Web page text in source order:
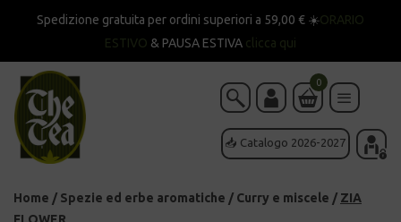
Spedizione gratuita per ordini superiori a 59,00 € ☀️ORARIO
ESTIVO & PAUSA ESTIVA clicca qui
📥 Catalogo 2026-2027
0
Home / Spezie ed erbe aromatiche / Curry e miscele / ZIA
FLOWER